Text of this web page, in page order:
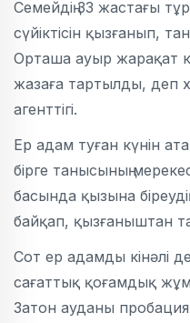
Семейдің 33 жастағы
сүйіктісін қызғанып,
Орташа ауыр жарақат
жазаға тартылды, деп
агенттігі.
Ер адам туған күнін
бірге танысының
басында қызына
байқап, қызғаныштан
Сот ер адамды кінәлі
сағаттық қоғамдық
Затон ауданы